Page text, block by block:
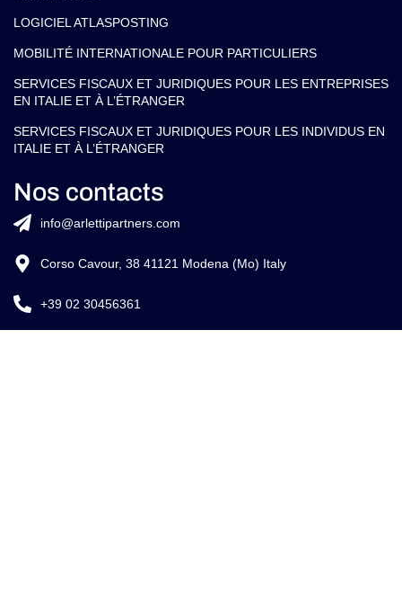
LOGICIEL ATLASPOSTING
MOBILITÉ INTERNATIONALE POUR PARTICULIERS
SERVICES FISCAUX ET JURIDIQUES POUR LES ENTREPRISES
EN ITALIE ET À L’ÉTRANGER
SERVICES FISCAUX ET JURIDIQUES POUR LES INDIVIDUS EN
ITALIE ET À L’ÉTRANGER
Nos contacts
info@arlettipartners.com
Corso Cavour, 38 41121 Modena (Mo) Italy
+39 02 30456361